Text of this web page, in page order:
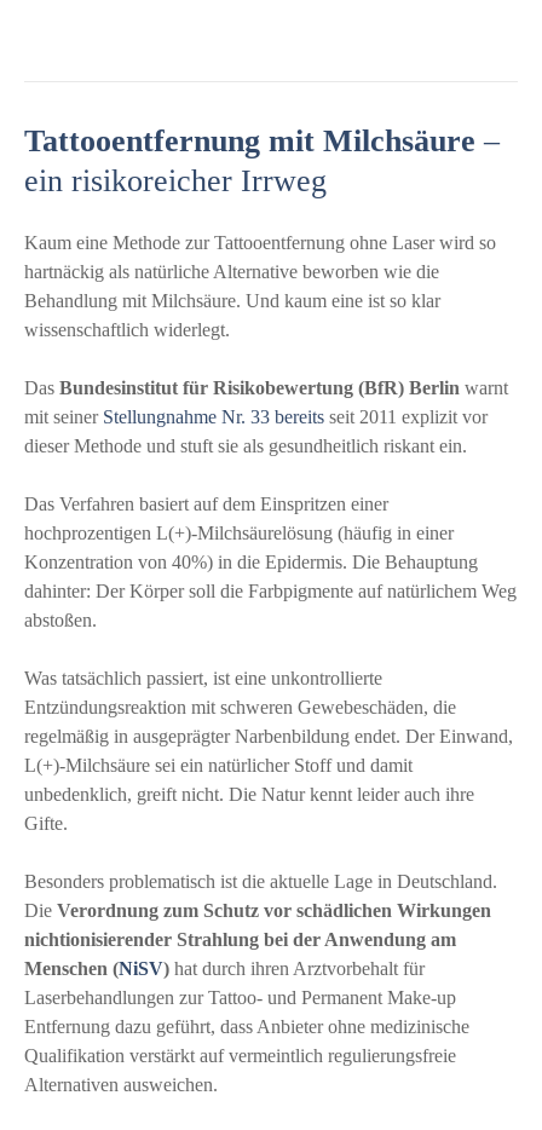
Tattooentfernung mit Milchsäure –
ein risikoreicher Irrweg
Kaum eine Methode zur Tattooentfernung ohne Laser wird so
hartnäckig als natürliche Alternative beworben wie die
Behandlung mit Milchsäure. Und kaum eine ist so klar
wissenschaftlich widerlegt.
Das Bundesinstitut für Risikobewertung (BfR) Berlin warnt
mit seiner Stellungnahme Nr. 33 bereits seit 2011 explizit vor
dieser Methode und stuft sie als gesundheitlich riskant ein.
Das Verfahren basiert auf dem Einspritzen einer
hochprozentigen L(+)-Milchsäurelösung (häufig in einer
Konzentration von 40%) in die Epidermis. Die Behauptung
dahinter: Der Körper soll die Farbpigmente auf natürlichem Weg
abstoßen.
Was tatsächlich passiert, ist eine unkontrollierte
Entzündungsreaktion mit schweren Gewebeschäden, die
regelmäßig in ausgeprägter Narbenbildung endet. Der Einwand,
L(+)-Milchsäure sei ein natürlicher Stoff und damit
unbedenklich, greift nicht. Die Natur kennt leider auch ihre
Gifte.
Besonders problematisch ist die aktuelle Lage in Deutschland.
Die Verordnung zum Schutz vor schädlichen Wirkungen
nichtionisierender Strahlung bei der Anwendung am
Menschen (NiSV) hat durch ihren Arztvorbehalt für
Laserbehandlungen zur Tattoo- und Permanent Make-up
Entfernung dazu geführt, dass Anbieter ohne medizinische
Qualifikation verstärkt auf vermeintlich regulierungsfreie
Alternativen ausweichen.